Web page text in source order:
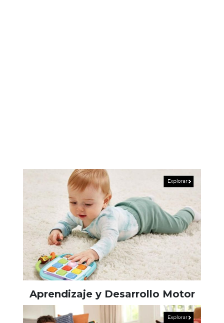
Aprendizaje y Desarrollo Motor